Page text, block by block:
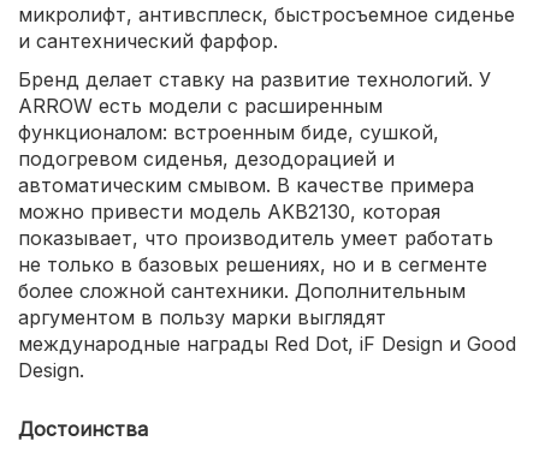
микролифт, антивсплеск, быстросъемное сиденье
и сантехнический фарфор.
Бренд делает ставку на развитие технологий. У
ARROW есть модели с расширенным
функционалом: встроенным биде, сушкой,
подогревом сиденья, дезодорацией и
автоматическим смывом. В качестве примера
можно привести модель AKB2130, которая
показывает, что производитель умеет работать
не только в базовых решениях, но и в сегменте
более сложной сантехники. Дополнительным
аргументом в пользу марки выглядят
международные награды Red Dot, iF Design и Good
Design.
Достоинства